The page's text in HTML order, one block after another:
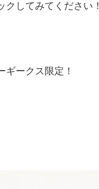
クしてみてください！
ギークス限定！